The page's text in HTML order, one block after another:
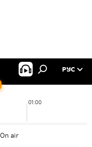
РУС
01:00
On air